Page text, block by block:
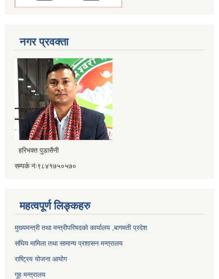
नगर प्रवक्ता
हरिभक्त पुडासैनी
सम्पर्क नंः९८४१७५०५७०
महत्वपूर्ण लिङ्कहरु
मुख्यमन्त्री तथा मन्त्रीपरिषदको कार्यालय ,बागमती प्रदेश
संघिय मामिला तथा सामान्य प्रशासन मन्त्रालय
राष्ट्रिय योजना आयोग
गूह मन्त्रालय